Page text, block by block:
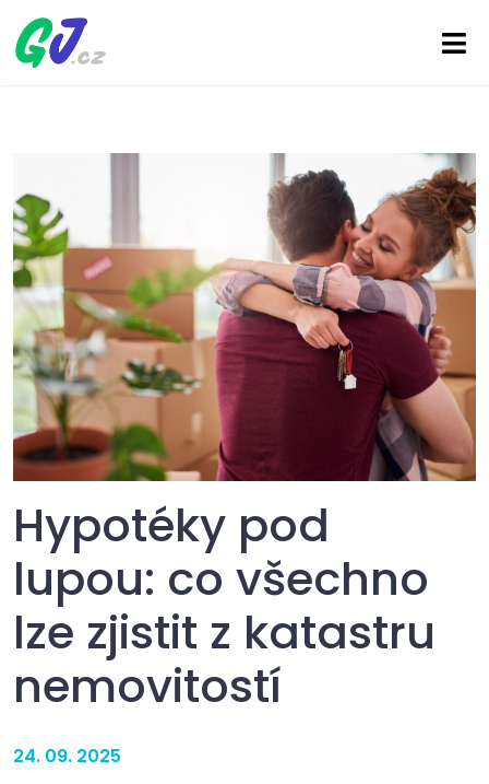
Hypotéky pod
lupou: co všechno
lze zjistit z katastru
nemovitostí
24. 09. 2025